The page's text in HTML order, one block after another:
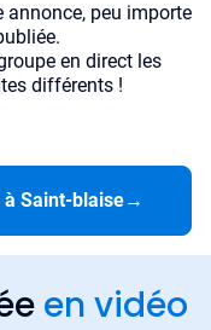
annonce, peu importe
en direct les
différents !
à Saint-blaise→
en vidéo